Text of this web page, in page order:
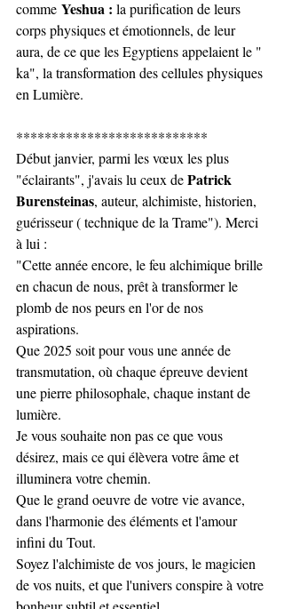
comme Yeshua : la purification de leurs
corps physiques et émotionnels, de leur
aura, de ce que les Egyptiens appelaient le "
ka", la transformation des cellules physiques
en Lumière.
***************************
Début janvier, parmi les vœux les plus
"éclairants", j'avais lu ceux de Patrick
Burensteinas, auteur, alchimiste, historien,
guérisseur ( technique de la Trame"). Merci
à lui :
"Cette année encore, le feu alchimique brille
en chacun de nous, prêt à transformer le
plomb de nos peurs en l'or de nos
aspirations.
Que 2025 soit pour vous une année de
transmutation, où chaque épreuve devient
une pierre philosophale, chaque instant de
lumière.
Je vous souhaite non pas ce que vous
désirez, mais ce qui élèvera votre âme et
illuminera votre chemin.
Que le grand oeuvre de votre vie avance,
dans l'harmonie des éléments et l'amour
infini du Tout.
Soyez l'alchimiste de vos jours, le magicien
de vos nuits, et que l'univers conspire à votre